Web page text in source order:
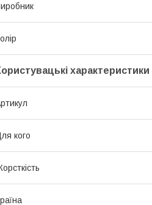
характеристики
кого